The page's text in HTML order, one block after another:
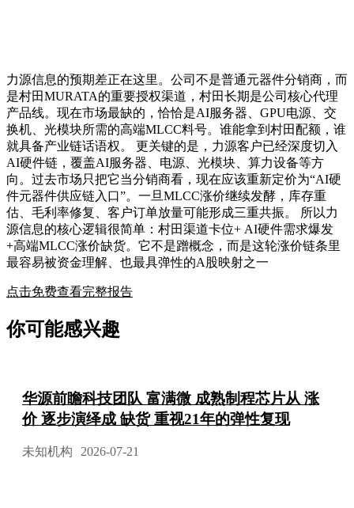
力源信息的预期差正在这里。公司不是普通元器件分销商，而
是村田MURATA的重要授权渠道，村田长期是公司核心代理
产品线。现在市场最缺的，恰恰是AI服务器、GPU电源、交
换机、光模块所需的高端MLCC料号。谁能拿到村田配额，谁
就具备产业链话语权。 更关键的是，力源客户已经深度切入
AI硬件链，覆盖AI服务器、电源、光模块、算力设备等方
向。过去市场只把它当分销商看，现在应该重新定价为“AI硬
件元器件供应链入口”。一旦MLCC涨价继续发酵，库存重
估、毛利率修复、客户订单放量可能形成三重共振。 所以力
源信息的核心逻辑很简单：村田渠道卡位+ AI硬件需求爆发
+高端MLCC涨价缺货。它不是蹭概念，而是这轮涨价链条里
最容易被资金理解、也最具弹性的A股映射之一
点击免费查看完整报告
你可能感兴趣
华源前瞻科技团队 富满微 成熟制程芯片从 涨
价 逐步演绎成 缺货 重视21年的弹性复现
未知机构 2026-07-21